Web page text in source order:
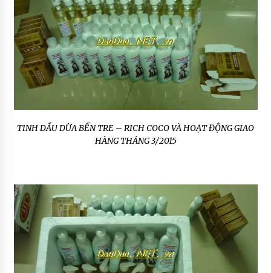
TINH DẦU DỪA BẾN TRE – RICH COCO VÀ HOẠT ĐỘNG GIAO
HÀNG THÁNG 3/2015